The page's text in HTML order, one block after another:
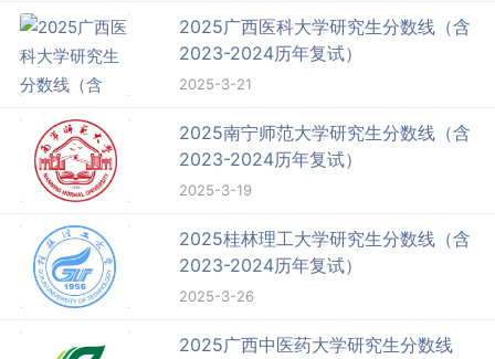
2025广西医科大学研究生分数线（含
2023-2024历年复试）
2025-3-21
2025南宁师范大学研究生分数线（含
2023-2024历年复试）
2025-3-19
2025桂林理工大学研究生分数线（含
2023-2024历年复试）
2025-3-26
2025广西中医药大学研究生分数线